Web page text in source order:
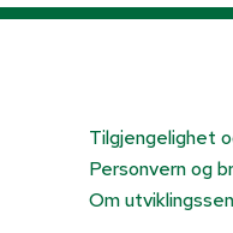
Tilgjengelighet
Personvern og
Om